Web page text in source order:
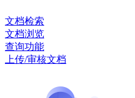
文档检索
文档浏览
查询功能
上传/审核文档